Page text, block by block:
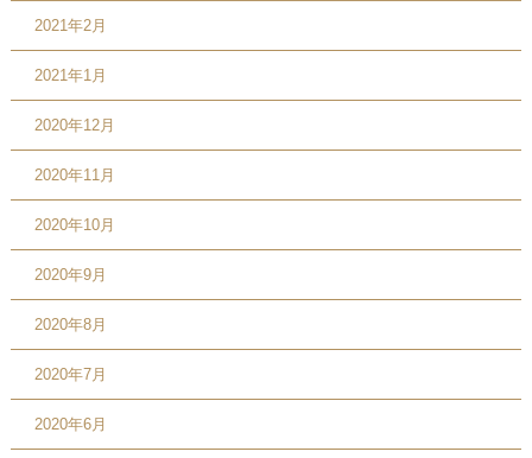
2021年2月
2021年1月
2020年12月
2020年11月
2020年10月
2020年9月
2020年8月
2020年7月
2020年6月